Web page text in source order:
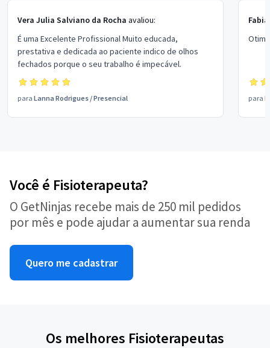
Vera Julia Salviano da Rocha avaliou:
É uma Excelente Profissional Muito educada,
prestativa e dedicada ao paciente indico de olhos
fechados porque o seu trabalho é impecável.
para Lanna Rodrigues /Presencial para
Você é Fisioterapeuta?
O GetNinjas recebe mais de 250 mil pedidos
por mês e pode ajudar a aumentar sua renda
Quero me cadastrar
Os melhores Fisioterapeutas